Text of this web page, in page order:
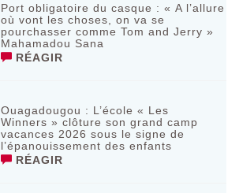
Port obligatoire du casque : « A l’allure
où vont les choses, on va se
pourchasser comme Tom and Jerry »
Mahamadou Sana
RÉAGIR
Ouagadougou : L’école « Les
Winners » clôture son grand camp
vacances 2026 sous le signe de
l’épanouissement des enfants
RÉAGIR